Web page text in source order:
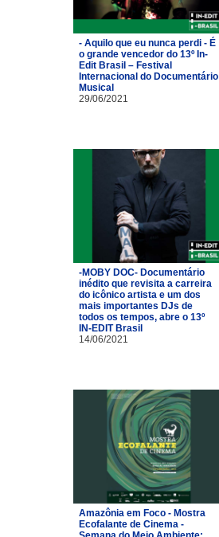
- Aquilo que eu nunca perdi - É
o grande vencedor do 13º In-
Edit Brasil – Festival
Internacional do Documentário
Musical
29/06/2021
-MOBY DOC- Documentário
inédito que revisita a carreira
do icônico artista e um dos
mais importantes DJs de
todos os tempos, abre o 13º
IN-EDIT Brasil
14/06/2021
Amazônia em Foco - Mostra
Ecofalante de Cinema -